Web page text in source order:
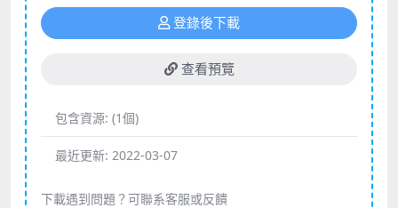
登錄後下載
查看預覽
包含資源: (1個)
最近更新: 2022-03-07
下載遇到問題？可聯系客服或反饋